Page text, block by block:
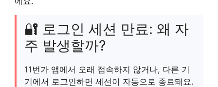
🔐 로그인 세션 만료: 왜 자
주 발생할까?
11번가 앱에서 오래 접속하지 않거나, 다른 기
기에서 로그인하면 세션이 자동으로 종료돼요.